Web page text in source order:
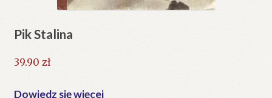
Pik Stalina
39.90 zł
Dowiedz się więcej